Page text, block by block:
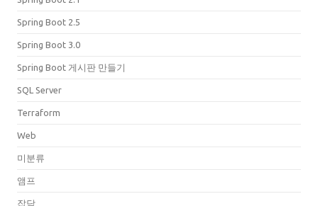
Spring Boot 2.5
Spring Boot 3.0
Spring Boot 게시판 만들기
SQL Server
Terraform
Web
미분류
앰프
잡담